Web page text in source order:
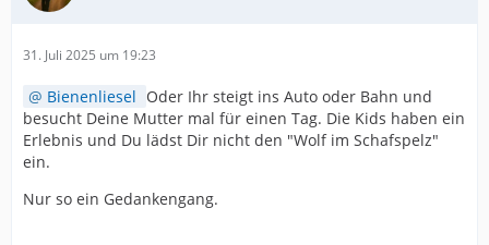
31. Juli 2025 um 19:23
Bienenliesel Oder Ihr steigt ins Auto oder Bahn und
besucht Deine Mutter mal für einen Tag. Die Kids haben ein
Erlebnis und Du lädst Dir nicht den "Wolf im Schafspelz"
ein.
Nur so ein Gedankengang.